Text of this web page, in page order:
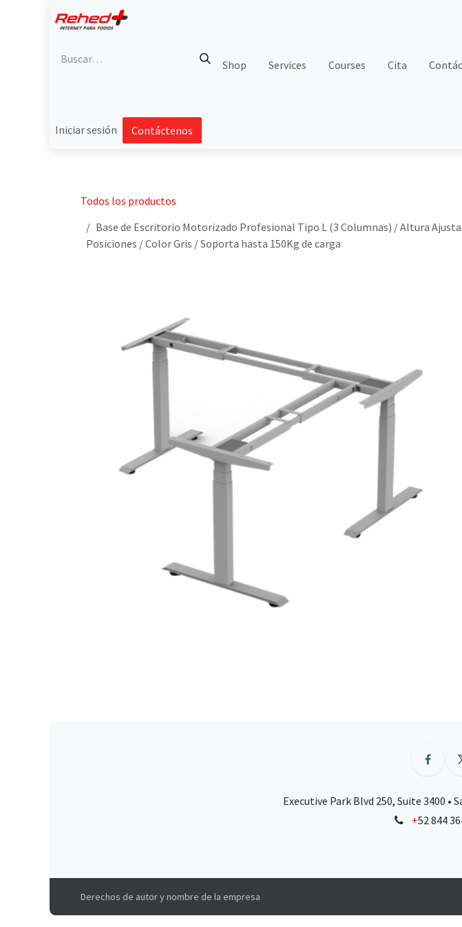
Shop Services Courses Cita
Iniciar sesión Contáctenos
Todos los productos
Base de Escritorio Motorizado Profesional Tipo L (3 Columnas) / Altura
Posiciones / Color Gris / Soporta hasta 150Kg de carga
Executive Park Blvd 250, Suite 3400 •
+52 844
Derechos de autor y nombre de la empresa